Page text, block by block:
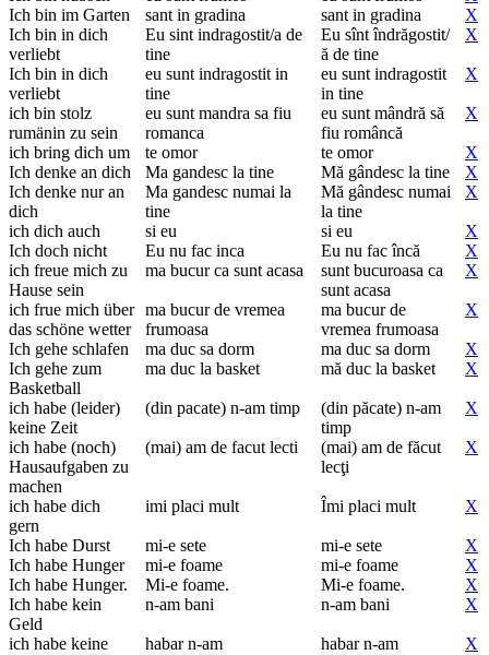
Ich bin im Garten
sant in gradina sant in gradina
X
Ich bin in dich
verliebt
Eu sint indragostit/a de
tine
Eu sînt îndrăgostit/
ă de tine
X
Ich bin in dich
verliebt
eu sunt indragostit in
tine
eu sunt indragostit
in tine
X
ich bin stolz
rumänin zu sein
eu sunt mandra sa fiu
romanca
eu sunt mândră să
fiu româncă
X
ich bring dich um te omor te omor
X
Ich denke an dich
Ma gandesc la tine Mă gândesc la tine
X
Ich denke nur an
dich
Ma gandesc numai la
tine
Mă gândesc numai
la tine
X
ich dich auch si eu si eu
X
Ich doch nicht
Eu nu fac inca Eu nu fac încă
X
ich freue mich zu
Hause sein
ma bucur ca sunt acasa
sunt bucuroasa ca
sunt acasa
X
ich frue mich über
das schöne wetter
ma bucur de vremea
frumoasa
ma bucur de
vremea frumoasa
X
Ich gehe schlafen ma duc sa dorm ma duc sa dorm
X
Ich gehe zum
Basketball
ma duc la basket mă duc la basket X
ich habe (leider)
keine Zeit
(din pacate) n-am timp
(din păcate) n-am
timp
X
ich habe (noch)
Hausaufgaben zu
machen
(mai) am de facut lecti
(mai) am de făcut
lecţi
X
ich habe dich
gern
imi placi mult Îmi placi mult X
Ich habe Durst mi-e sete mi-e sete
X
Ich habe Hunger
mi-e foame mi-e foame
X
Ich habe Hunger.
Mi-e foame. Mi-e foame.
X
Ich habe kein
Geld
n-am bani n-am bani X
ich habe keine
habar n-am habar n-am X